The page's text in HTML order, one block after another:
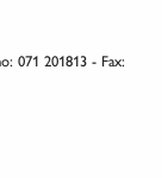
071 201813 - Fax: